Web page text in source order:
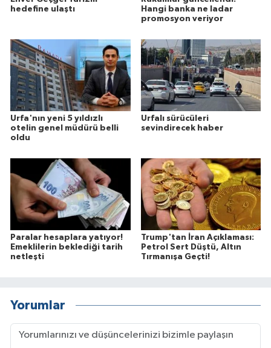
hedefine ulaştı
Hangi banka ne ladar
promosyon veriyor
Urfa'nın yeni 5 yıldızlı
otelin genel müdürü belli
oldu
Urfalı sürücüleri
sevindirecek haber
Paralar hesaplara yatıyor!
Emeklilerin beklediği tarih
netleşti
Trump'tan İran Açıklaması:
Petrol Sert Düştü, Altın
Tırmanışa Geçti!
Yorumlar